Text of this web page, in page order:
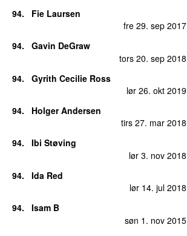
94.
Fie Laursen
fre 29. sep 2017
94.
Gavin DeGraw
tors 20. sep 2018
94.
Gyrith Cecilie Ross
lør 26. okt 2019
94.
Holger Andersen
tirs 27. mar 2018
94.
Ibi Støving
lør 3. nov 2018
94.
Ida Red
lør 14. jul 2018
94.
Isam B
søn 1. nov 2015